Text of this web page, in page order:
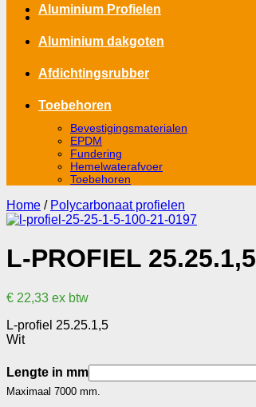
Aluminium Profielen
Aluminium dakgoten
Afdichtingsrubber
Toebehoren
Bevestigingsmaterialen
EPDM
Fundering
Hemelwaterafvoer
Toebehoren
Home / Polycarbonaat profielen
L-PROFIEL 25.25.1,5
€ 22,33 ex btw
L-profiel 25.25.1,5
Wit
Lengte in mm
Maximaal 7000 mm.